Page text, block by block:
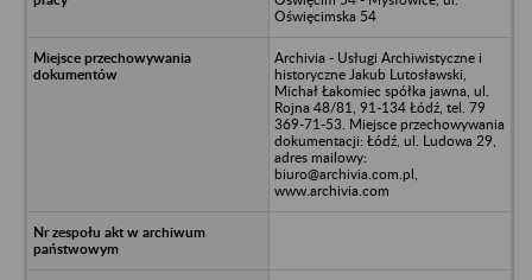
Oświęcimska 54
Archivia - Usługi Archiwistyczne i
historyczne Jakub Lutosławski,
Michał Łakomiec spółka jawna, ul.
Rojna 48/81, 91-134 Łódź, tel. 79
369-71-53. Miejsce przechowywania
dokumentacji: Łódź, ul. Ludowa 29,
adres mailowy:
biuro@archivia.com.pl,
www.archivia.com